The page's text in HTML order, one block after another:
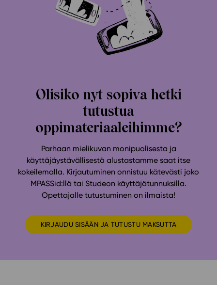
Olisiko nyt sopiva hetki
tutustua
oppimateriaaleihimme?
Parhaan mielikuvan monipuolisesta ja
käyttäjäystävällisestä alustastamme saat itse
kokeilemalla. Kirjautuminen onnistuu kätevästi joko
MPASSid:llä tai Studeon käyttäjätunnuksilla.
Opettajalle tutustuminen on ilmaista!
KIRJAUDU SISÄÄN JA TUTUSTU MAKSUTTA